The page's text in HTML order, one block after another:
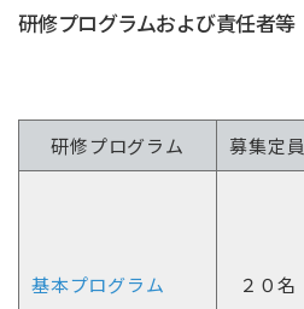
研修プログラムおよび責任者等
研修プログラム 募集定員
基本プログラム ２０名